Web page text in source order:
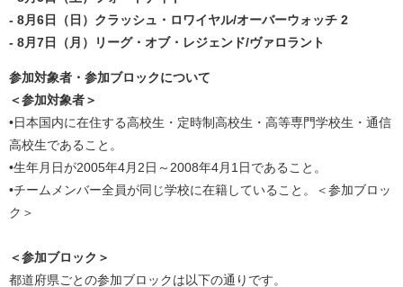
- 8月6日（日）クラッシュ・ロワイヤル/オーバーウォッチ 2
- 8月7日（月）リーグ・オブ・レジェンド/ヴァロラント
参加対象者・参加ブロックについて
＜参加対象者＞
•日本国内に在住する高校生・定時制高校生・高等専門学校生・通信
高校生であること。
•生年月日が2005年4月2日～2008年4月1日であること。
•チームメンバー全員が同じ学校に在籍していること。＜参加ブロッ
ク＞
＜参加ブロック＞
都道府県ごとの参加ブロックは以下の通りです。